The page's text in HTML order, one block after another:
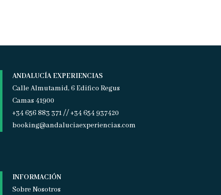
ANDALUCÍA EXPERIENCIAS
Calle Almutamid, 6 Edifico Regus
Camas 41900
+34 656 883 371 // +34 654 937420
booking@andaluciaexperiencias.com
INFORMACIÓN
Sobre Nosotros